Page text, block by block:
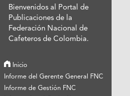
Bienvenidos al Portal de
Publicaciones de la
Federación Nacional de
Cafeteros de Colombia.
Inicio
Informe del Gerente General FNC
Informe de Gestión FNC